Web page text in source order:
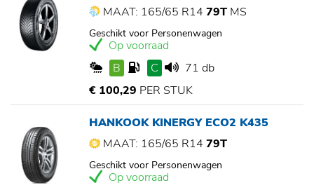
MAAT: 165/65 R14 79T MS
Geschikt voor Personenwagen
Op voorraad
B
C
71 db
€ 100,29 PER STUK
HANKOOK KINERGY ECO2 K435
MAAT: 165/65 R14 79T
Geschikt voor Personenwagen
Op voorraad